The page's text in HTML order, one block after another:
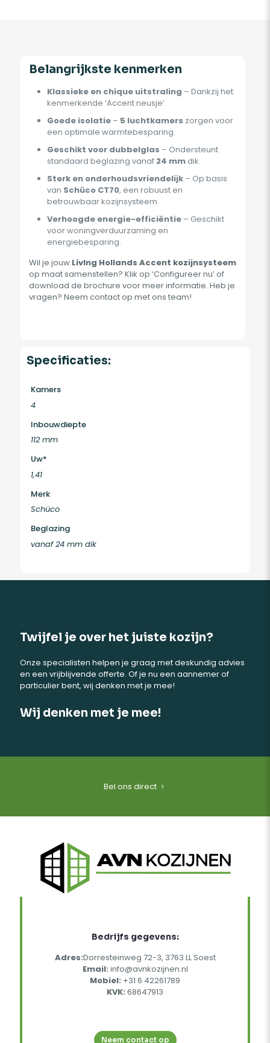
Belangrijkste kenmerken
Klassieke en chique uitstraling – Dankzij het
kenmerkende ‘Accent neusje’.
Goede isolatie– 5 luchtkamers zorgen voor
een optimale warmtebesparing.
Geschikt voor dubbelglas – Ondersteunt
standaard beglazing vanaf 24 mmdik.
Sterk en onderhoudsvriendelijk– Op basis
van Schüco CT70, een robuust en
betrouwbaar kozijnsysteem.
Verhoogde energie-efficiëntie– Geschikt
voor woningverduurzaming en
energiebesparing.
Wil je jouw LivIng Hollands Accent kozijnsysteem
op maat samenstellen? Klik op ‘Configureer nu’ of
download de brochure voor meer informatie. Heb je
vragen? Neem contact op met ons team!
Specificaties:
Kamers
4
Inbouwdiepte
112 mm
Uw*
1,41
Merk
Schüco
Beglazing
vanaf 24 mm dik
Twijfel je over het juiste kozijn?
Onze specialisten helpen je graag met deskundig advies
en een vrijblijvende offerte. Of je nu een aannemer of
particulier bent, wij denken met je mee!
Wij denken met je mee!
Bel ons direct
Bedrijfs gegevens:
Adres:Dorresteinweg 72-3, 3763 LL Soest
Email: info@avnkozijnen.nl
Mobiel: +31 6 42261789
KVK: 68647913
Neem contact op